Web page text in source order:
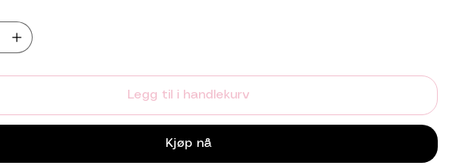
Legg til i handlekurv
Kjøp nå